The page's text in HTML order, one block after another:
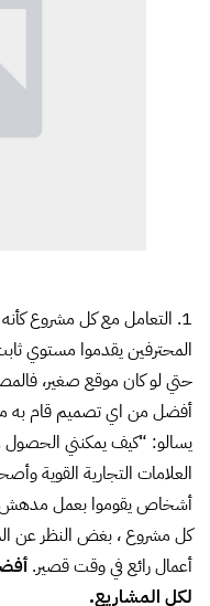
1. التعامل مع كل مشروع
المحترفين يقدموا مستوي
حتي لو كان موقع صغير،
أفضل من اي تصميم قام به
يسالو: “كيف يمكنني الحصول
العلامات التجارية القوية
أشخاص يقوموا بعمل مدهش
كل مشروع ، بغض النظر عن
أعمال رائع في وقت قصير.
لكل المشاريع.